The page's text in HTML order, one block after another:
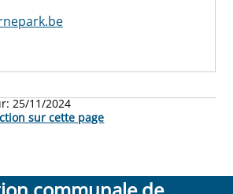
25/11/2024
sur cette page